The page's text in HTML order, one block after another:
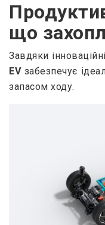
що
Завдяки
EVзабезпечує
запасом ходу.